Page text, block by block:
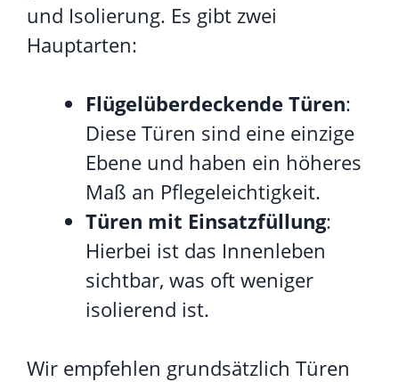
und Isolierung. Es gibt zwei
Hauptarten:
Flügelüberdeckende Türen:
Diese Türen sind eine einzige
Ebene und haben ein höheres
Maß an Pflegeleichtigkeit.
Türen mit Einsatzfüllung:
Hierbei ist das Innenleben
sichtbar, was oft weniger
isolierend ist.
Wir empfehlen grundsätzlich Türen